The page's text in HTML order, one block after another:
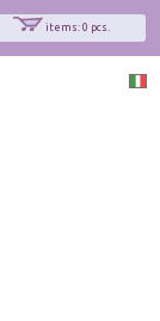
items: 0 pcs.